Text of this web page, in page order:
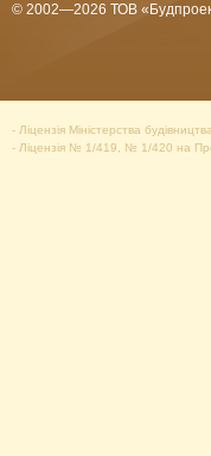
© 2002—2026 ТОВ
- Ліцензія Міністерства
- Ліцензія № 1/419, № 1/420 на